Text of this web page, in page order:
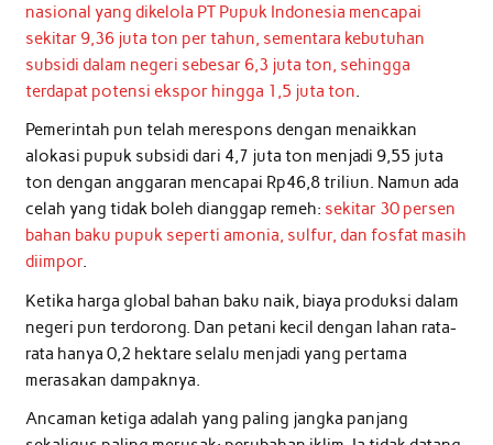
nasional yang dikelola PT Pupuk Indonesia mencapai
sekitar 9,36 juta ton per tahun, sementara kebutuhan
subsidi dalam negeri sebesar 6,3 juta ton, sehingga
terdapat potensi ekspor hingga 1,5 juta ton.
Pemerintah pun telah merespons dengan menaikkan
alokasi pupuk subsidi dari 4,7 juta ton menjadi 9,55 juta
ton dengan anggaran mencapai Rp46,8 triliun. Namun ada
celah yang tidak boleh dianggap remeh: sekitar 30 persen
bahan baku pupuk seperti amonia, sulfur, dan fosfat masih
diimpor.
Ketika harga global bahan baku naik, biaya produksi dalam
negeri pun terdorong. Dan petani kecil dengan lahan rata-
rata hanya 0,2 hektare selalu menjadi yang pertama
merasakan dampaknya.
Ancaman ketiga adalah yang paling jangka panjang